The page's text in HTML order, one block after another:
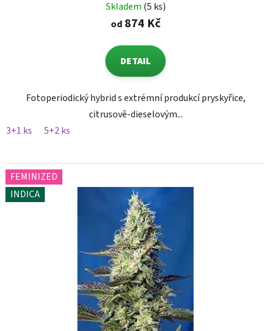
Skladem (5 ks)
od874 Kč
DETAIL
Fotoperiodický hybrid s extrémní produkcí pryskyřice,
citrusově-dieselovým...
3+1 ks
5+2 ks
FEMINIZED
INDICA